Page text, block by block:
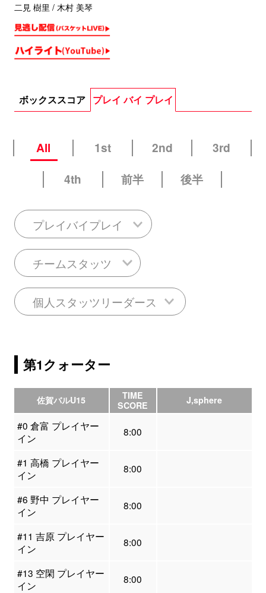
二見 樹里 / 木村 美琴
ボックススコア プレイ バイ プレイ
All 1st 2nd
3rd
4th
前半 後半
プレイバイプレイ
チームスタッツ
個人スタッツリーダース
第1クォーター
佐賀バルU15
TIME
SCORE
J,sphere
#0 倉富 プレイヤー
イン
8:00
#1 高橋 プレイヤー
イン
8:00
#6 野中 プレイヤー
イン
8:00
#11 吉原 プレイヤー
イン
8:00
#13 空閑 プレイヤー
イン
8:00